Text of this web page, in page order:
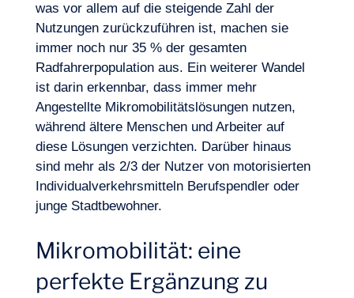
Logbuch
was vor allem auf die steigende Zahl der
Nutzungen zurückzuführen ist, machen sie
immer noch nur 35 % der gesamten
Radfahrerpopulation aus. Ein weiterer Wandel
ist darin erkennbar, dass immer mehr
Angestellte Mikromobilitätslösungen nutzen,
während ältere Menschen und Arbeiter auf
diese Lösungen verzichten. Darüber hinaus
sind mehr als 2/3 der Nutzer von motorisierten
Individualverkehrsmitteln Berufspendler oder
junge Stadtbewohner.
Mikromobilität: eine
perfekte Ergänzung zu